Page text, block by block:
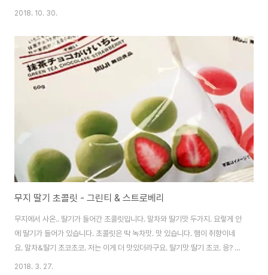
반적으로 병원, 특히 치과에서 많이 쓰는가글의 그 맛과 흡사합니다. 되게 묘한
런 약 있죠? 대표적으로 위장 세척 용액(장내시경때 먹는 약) 같은거.. ^^; 딱 그
느낌의 맛이 나요. 이거 =ㅂ=! 몇번 써보니 익숙해져서 다 쓰긴 할거 같은데..
그닥 추천하고 싶진 않네요. (색은 투명입니다.) 그나마 리스테린 중에서는 가
장 순한 편이긴 한데.. 그냥 그린티 쓸래요. ㅋㅋㅋ
2018. 10. 30.
무지 딸기 초콜릿 - 그린티 & 스트로베리
무지에서 사온.. 딸기가 들어간 초콜릿입니다. 말차와 딸기맛 두가지. 요렇게 안
에 딸기가 들어가 있습니다. 초콜릿은 딱 녹차맛. 맛 있습니다. 햄이 취향이네
요. 말차&딸기 초코초코. 저는 이게 더 맛있더라구요. 딸기맛 딸기 초코. 응? 물
론 저는 맛만 보고 모두 햄이가 먹습니다. ㅋ
2018. 3. 27.